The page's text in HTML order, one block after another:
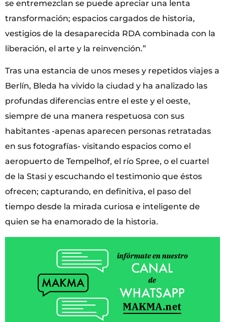
se entremezclan se puede apreciar una lenta
transformación; espacios cargados de historia,
vestigios de la desaparecida RDA combinada con la
liberación, el arte y la reinvención.”
Tras una estancia de unos meses y repetidos viajes a
Berlín, Bleda ha vivido la ciudad y ha analizado las
profundas diferencias entre el este y el oeste,
siempre de una manera respetuosa con sus
habitantes -apenas aparecen personas retratadas
en sus fotografías- visitando espacios como el
aeropuerto de Tempelhof, el río Spree, o el cuartel
de la Stasi y escuchando el testimonio que éstos
ofrecen; capturando, en definitiva, el paso del
tiempo desde la mirada curiosa e inteligente de
quien se ha enamorado de la historia.